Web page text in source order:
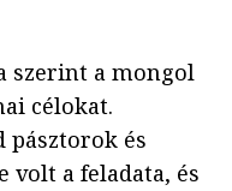
szerint a mongol
célokat.
pásztorok és
volt a feladata, és